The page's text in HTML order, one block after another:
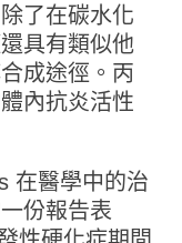
了在碳水化
具有類似他
成途徑。丙
內抗炎活性
在醫學中的治
份報告表